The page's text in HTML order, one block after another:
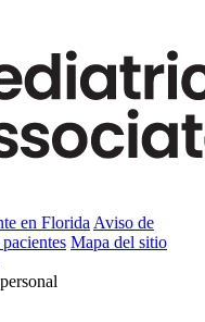
en Florida Aviso de
Mapa del sitio